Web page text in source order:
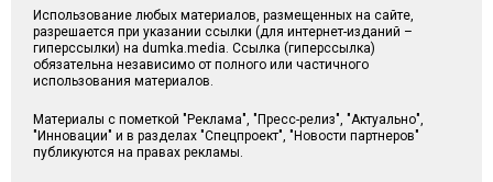
Использование любых материалов, размещенных на сайте,
разрешается при указании ссылки (для интернет-изданий –
гиперссылки) на dumka.media. Ссылка (гиперссылка)
обязательна независимо от полного или частичного
использования материалов.
Материалы с пометкой "Реклама", "Пресс-релиз", "Актуально",
"Инновации" и в разделах "Спецпроект", "Новости партнеров"
публикуются на правах рекламы.